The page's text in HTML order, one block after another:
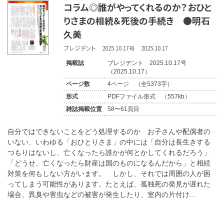
コラム◎誰がやってくれるのか？おひと
りさまの相続＆死後の手続き ●明石
久美
プレジデント 2025.10.17号 2025.10.17
掲載誌
プレジデント 2025.10.17号
（2025.10.17）
ページ数
4ページ （全5373字）
形式
PDFファイル形式 （557kb）
雑誌掲載位置
58〜61頁目
自分ではできないことをどう処理するのか お子さんや配偶者の
いない、いわゆる「おひとりさま」の中には「自分は長生きする
つもりはないし、亡くなったら誰かが何とかしてくれるだろう」
「どうせ、亡くなったら財産は国のものになるんだから」と相続
対策を何もしない方がいます。 しかし、それでは周囲の人が困
ってしまう可能性があります。たとえば、孤独死の発見が遅れた
場合、異臭や害虫などの被害が発生したり、室内の片付け…